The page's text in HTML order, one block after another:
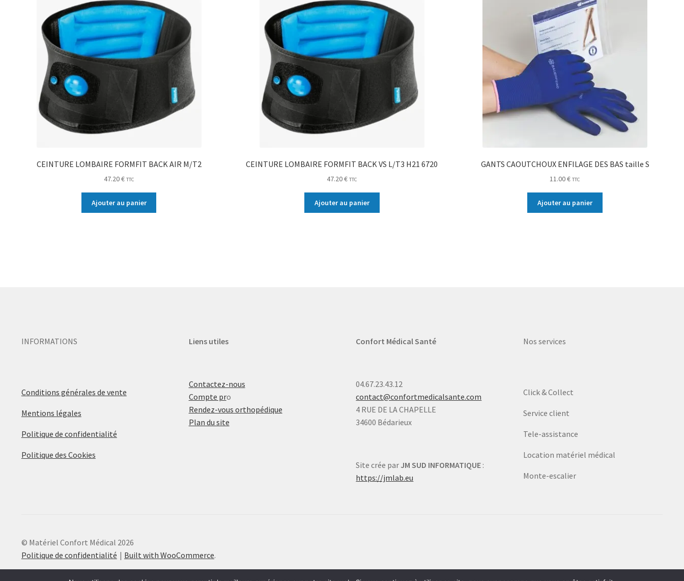
CEINTURE LOMBAIRE FORMFIT BACK AIR M/T2
47.20€ TTC
Ajouter au panier
CEINTURE LOMBAIRE FORMFIT BACK VS L/T3 H21 6720
47.20€ TTC
Ajouter au panier
GANTS CAOUTCHOUX ENFILAGE DES BAS taille S
11.00€ TTC
Ajouter au panier
INFORMATIONS
Conditions générales de vente
Mentions légales
Politique de confidentialité
Politique des Cookies
Liens utiles
Contactez-nous
Compte pro
Rendez-vous orthopédique
Plan du site
Confort Médical Santé
04.67.23.43.12
contact@confortmedicalsante.com
4 RUE DE LA CHAPELLE
34600 Bédarieux
Site crée par JM SUD INFORMATIQUE :
https://jmlab.eu
Nos services
Click & Collect
Service client
Tele-assistance
Location matériel médical
Monte-escalier
© Matériel Confort Médical 2026
Politique de confidentialité
Built with WooCommerce.